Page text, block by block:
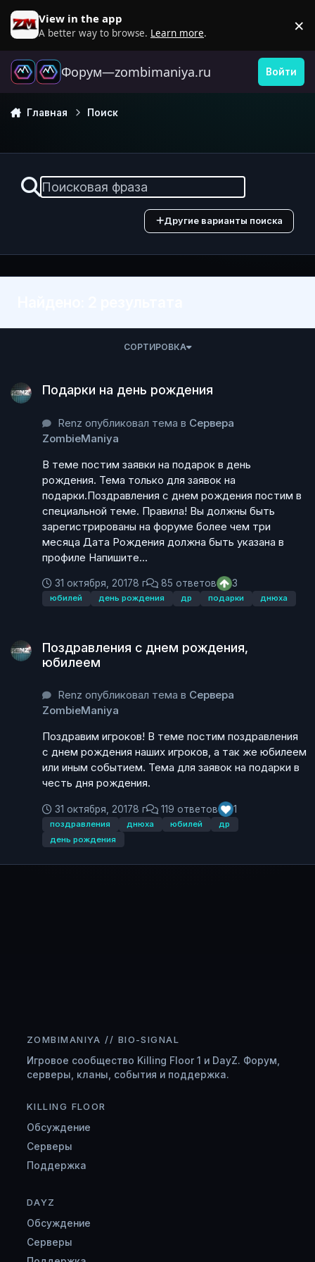
Перейти к содержанию
View in the app
A better way to browse. Learn more. ×
Форум—zombimaniya.ru Войти
Главная Поиск
Другие варианты поиска
СОРТИРОВКА
Подарки на день рождения
Renz опубликовал тема в Сервера
ZombieManiya
В теме постим заявки на подарок в день
рождения. Тема только для заявок на
подарки.Поздравления с днем рождения постим в
специальной теме. Правила! Вы должны быть
зарегистрированы на форуме более чем три
месяца Дата Рождения должна быть указана в
профиле Напишите...
31 октября, 20178 г 85 ответов 3
юбилей день рождения др подарки днюха
Поздравления с днем рождения,
юбилеем
Renz опубликовал тема в Сервера
ZombieManiya
Поздравим игроков! В теме постим поздравления
с днем рождения наших игроков, а так же юбилеем
или иным событием. Тема для заявок на подарки в
честь дня рождения.
31 октября, 20178 г 119 ответов 1
поздравления днюха юбилей
др
день рождения
ZOMBIMANIYA // BIO-SIGNAL
Игровое сообщество Killing Floor 1 и DayZ. Форум,
серверы, кланы, события и поддержка.
KILLING FLOOR
Обсуждение
Серверы
Поддержка
DAYZ
Обсуждение
Серверы